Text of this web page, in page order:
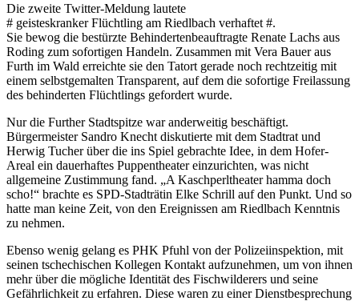
Die zweite Twitter-Meldung lautete
# geisteskranker Flüchtling am Riedlbach verhaftet #.
Sie bewog die bestürzte Behindertenbeauftragte Renate Lachs aus
Roding zum sofortigen Handeln. Zusammen mit Vera Bauer aus
Furth im Wald erreichte sie den Tatort gerade noch rechtzeitig mit
einem selbstgemalten Transparent, auf dem die sofortige Freilassung
des behinderten Flüchtlings gefordert wurde.
Nur die Further Stadtspitze war anderweitig beschäftigt.
Bürgermeister Sandro Knecht diskutierte mit dem Stadtrat und
Herwig Tucher über die ins Spiel gebrachte Idee, in dem Hofer-
Areal ein dauerhaftes Puppentheater einzurichten, was nicht
allgemeine Zustimmung fand. „A Kaschperltheater hamma doch
scho!“ brachte es SPD-Stadträtin Elke Schrill auf den Punkt. Und so
hatte man keine Zeit, von den Ereignissen am Riedlbach Kenntnis
zu nehmen.
Ebenso wenig gelang es PHK Pfuhl von der Polizeiinspektion, mit
seinen tschechischen Kollegen Kontakt aufzunehmen, um von ihnen
mehr über die mögliche Identität des Fischwilderers und seine
Gefährlichkeit zu erfahren. Diese waren zu einer Dienstbesprechung